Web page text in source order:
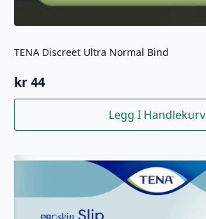
TENA Discreet Ultra Normal Bind
kr 44
Legg I Handlekurv